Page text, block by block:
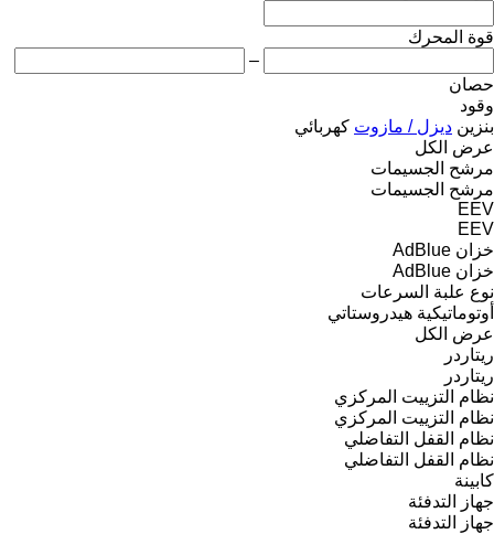
قوة المحرك
–
حصان
وقود
بنزين ديزل / مازوت كهربائي
عرض الكل
مرشح الجسيمات
مرشح الجسيمات
EEV
EEV
خزان AdBlue
خزان AdBlue
نوع علبة السرعات
أوتوماتيكية هيدروستاتي
عرض الكل
ريتاردر
ريتاردر
نظام التزييت المركزي
نظام التزييت المركزي
نظام القفل التفاضلي
نظام القفل التفاضلي
كابينة
جهاز التدفئة
جهاز التدفئة